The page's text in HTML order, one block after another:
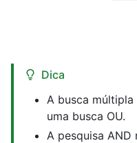
Dica
A busca
uma busca OU.
A pesquisa